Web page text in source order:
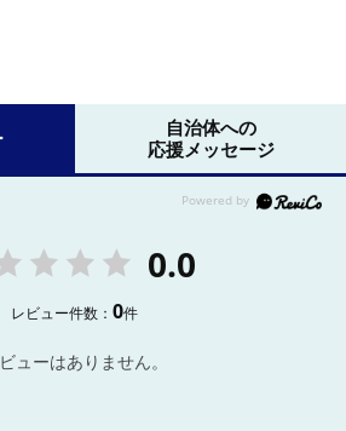
自治体への
応援メッセージ
0.0
レビュー件数：0件
ューはありません。